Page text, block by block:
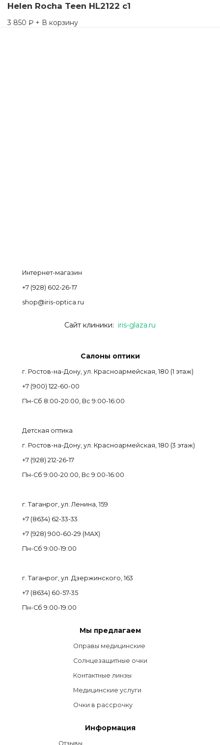
Helen Rocha Teen HL2122 c1
3 850 ₽ + В корзину
Интернет-магазин
+7 (928) 602-26-17
shop@iris-optica.ru
Сайт клиники: iris-glaza.ru
Салоны оптики
г. Ростов-на-Дону, ул. Красноармейская, 180 (1 этаж)
+7 (900) 122-60-00
Пн-Cб 8:00-20:00, Вс 9:00-16:00
Детская оптика
г. Ростов-на-Дону, ул. Красноармейская, 180 (3 этаж)
+7 (928) 212-26-17
Пн-Cб 9:00-20:00, Вс 9:00-16:00
г. Таганрог, ул. Ленина, 159
+7 (8634) 62-33-33
+7 (928) 900-60-29 (MAX)
Пн-Cб 9:00-19:00
г. Таганрог, ул. Дзержинского, 163
+7 (8634) 60-57-35
Пн-Сб 9:00-19:00
Мы предлагаем
Оправы медицинские
Солнцезащитные очки
Контактные линзы
Медицинские услуги
Очки в рассрочку
Информация
Отзывы